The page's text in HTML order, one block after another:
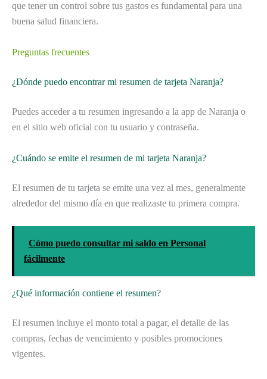
que tener un control sobre tus gastos es fundamental para una
buena salud financiera.
Preguntas frecuentes
¿Dónde puedo encontrar mi resumen de tarjeta Naranja?
Puedes acceder a tu resumen ingresando a la app de Naranja o
en el sitio web oficial con tu usuario y contraseña.
¿Cuándo se emite el resumen de mi tarjeta Naranja?
El resumen de tu tarjeta se emite una vez al mes, generalmente
alrededor del mismo día en que realizaste tu primera compra.
Cómo puedo consultar mi saldo en Personal
fácilmente
¿Qué información contiene el resumen?
El resumen incluye el monto total a pagar, el detalle de las
compras, fechas de vencimiento y posibles promociones
vigentes.